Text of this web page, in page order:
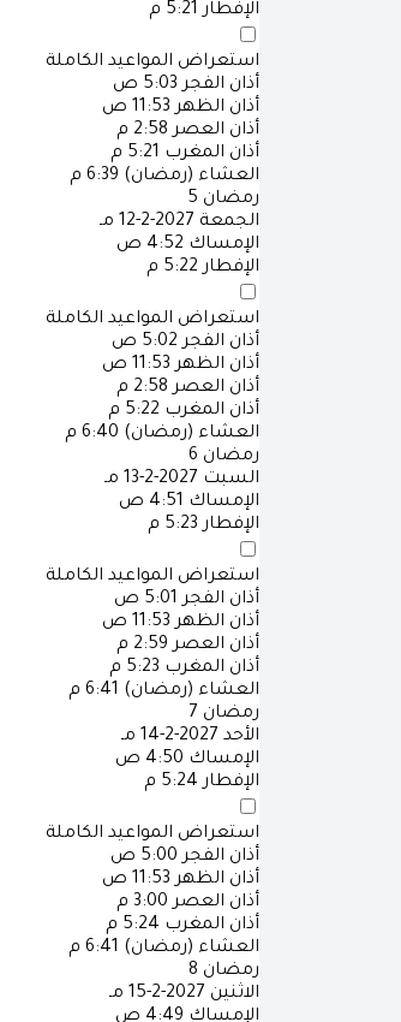
الإفطار 5:21 م
استعراض المواعيد الكاملة
أذان الفجر 5:03 ص
أذان الظهر 11:53 ص
أذان العصر 2:58 م
أذان المغرب 5:21 م
العشاء (رمضان) 6:39 م
رمضان 5
الجمعة 2027-2-12 مـ
الإمساك 4:52 ص
الإفطار 5:22 م
استعراض المواعيد الكاملة
أذان الفجر 5:02 ص
أذان الظهر 11:53 ص
أذان العصر 2:58 م
أذان المغرب 5:22 م
العشاء (رمضان) 6:40 م
رمضان 6
السبت 2027-2-13 مـ
الإمساك 4:51 ص
الإفطار 5:23 م
استعراض المواعيد الكاملة
أذان الفجر 5:01 ص
أذان الظهر 11:53 ص
أذان العصر 2:59 م
أذان المغرب 5:23 م
العشاء (رمضان) 6:41 م
رمضان 7
الأحد 2027-2-14 مـ
الإمساك 4:50 ص
الإفطار 5:24 م
استعراض المواعيد الكاملة
أذان الفجر 5:00 ص
أذان الظهر 11:53 ص
أذان العصر 3:00 م
أذان المغرب 5:24 م
العشاء (رمضان) 6:41 م
رمضان 8
الاثنين 2027-2-15 مـ
الإمساك 4:49 ص